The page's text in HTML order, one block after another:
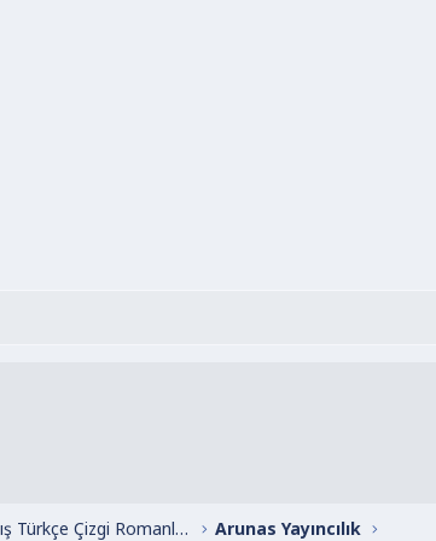
Henüz Başlık Açılmamış Türkçe Çizgi Romanlar Arunas Yayıncılık